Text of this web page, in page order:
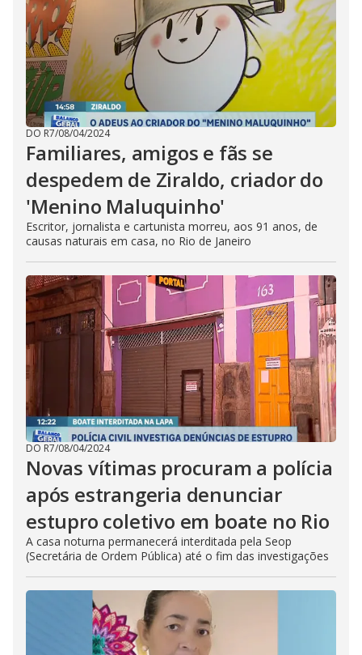
DO R7/08/04/2024
Familiares, amigos e fãs se
despedem de Ziraldo, criador do
'Menino Maluquinho'
Escritor, jornalista e cartunista morreu, aos 91 anos, de
causas naturais em casa, no Rio de Janeiro
DO R7/08/04/2024
Novas vítimas procuram a polícia
após estrangeria denunciar
estupro coletivo em boate no Rio
A casa noturna permanecerá interditada pela Seop
(Secretária de Ordem Pública) até o fim das investigações